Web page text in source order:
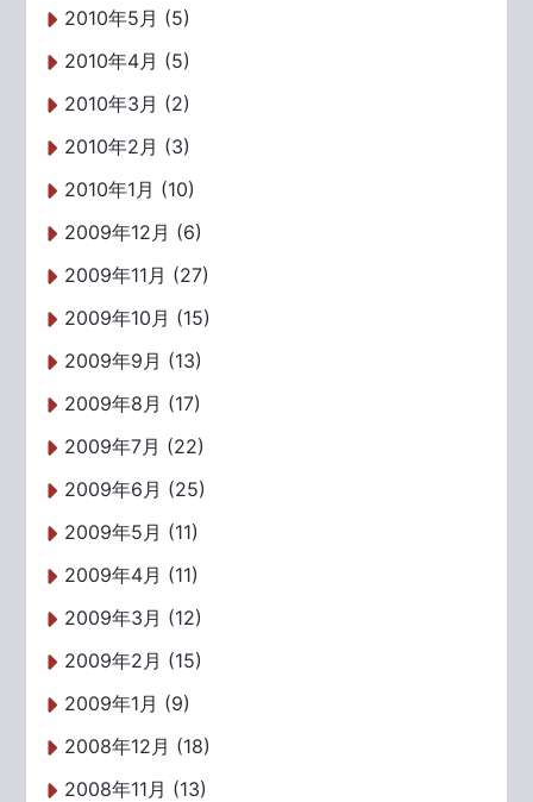
2010年5月 (5)
2010年4月 (5)
2010年3月 (2)
2010年2月 (3)
2010年1月 (10)
2009年12月 (6)
2009年11月 (27)
2009年10月 (15)
2009年9月 (13)
2009年8月 (17)
2009年7月 (22)
2009年6月 (25)
2009年5月 (11)
2009年4月 (11)
2009年3月 (12)
2009年2月 (15)
2009年1月 (9)
2008年12月 (18)
2008年11月 (13)